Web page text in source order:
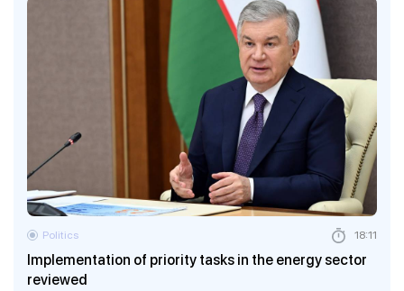
Implementation of priority tasks in the energy sector
reviewed
Politics 18:11